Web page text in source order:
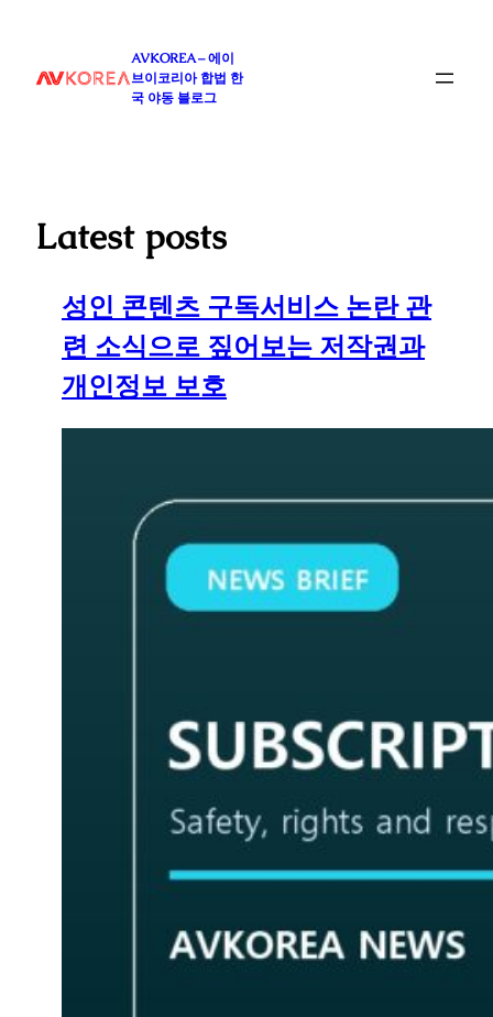
AVKOREA – 에이
브이코리아 합법 한
국 야동 블로그
Latest posts
성인 콘텐츠 구독서비스 논란 관
련 소식으로 짚어보는 저작권과
개인정보 보호